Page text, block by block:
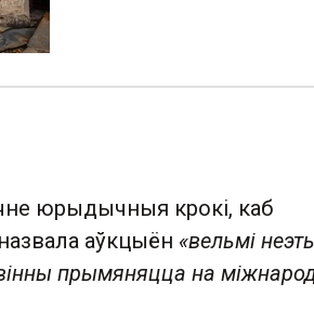
юрыдычныя крокі, каб
аўкцыён «вельмі
прымяняцца на